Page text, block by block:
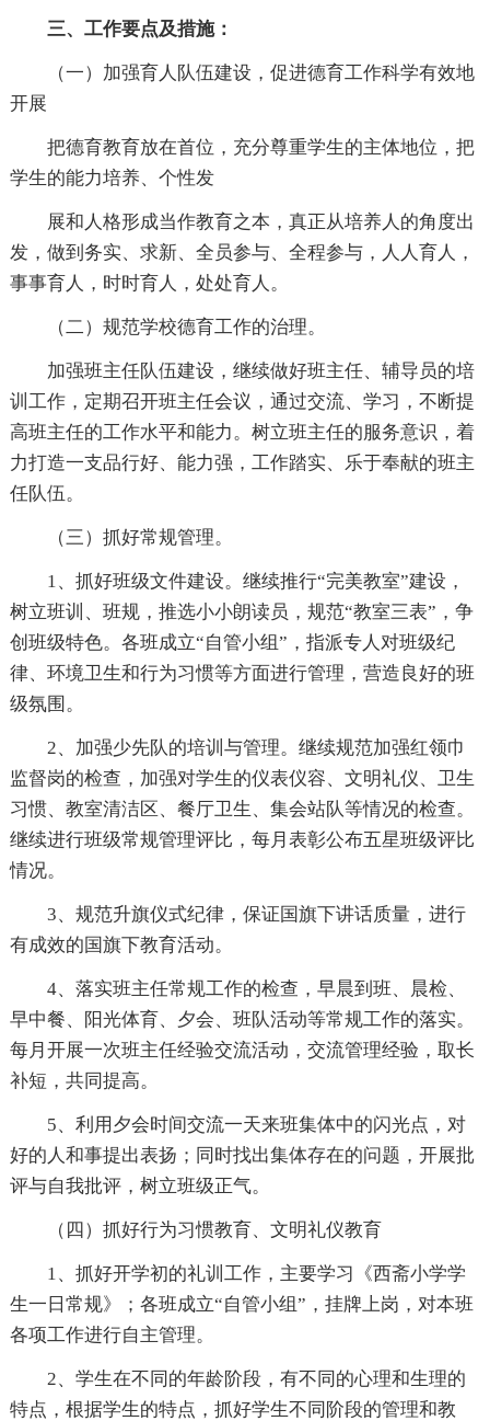
三、工作要点及措施：
（一）加强育人队伍建设，促进德育工作科学有效地
开展
把德育教育放在首位，充分尊重学生的主体地位，把
学生的能力培养、个性发
展和人格形成当作教育之本，真正从培养人的角度出
发，做到务实、求新、全员参与、全程参与，人人育人，
事事育人，时时育人，处处育人。
（二）规范学校德育工作的治理。
加强班主任队伍建设，继续做好班主任、辅导员的培
训工作，定期召开班主任会议，通过交流、学习，不断提
高班主任的工作水平和能力。树立班主任的服务意识，着
力打造一支品行好、能力强，工作踏实、乐于奉献的班主
任队伍。
（三）抓好常规管理。
1、抓好班级文件建设。继续推行“完美教室”建设，
树立班训、班规，推选小小朗读员，规范“教室三表”，争
创班级特色。各班成立“自管小组”，指派专人对班级纪
律、环境卫生和行为习惯等方面进行管理，营造良好的班
级氛围。
2、加强少先队的培训与管理。继续规范加强红领巾
监督岗的检查，加强对学生的仪表仪容、文明礼仪、卫生
习惯、教室清洁区、餐厅卫生、集会站队等情况的检查。
继续进行班级常规管理评比，每月表彰公布五星班级评比
情况。
3、规范升旗仪式纪律，保证国旗下讲话质量，进行
有成效的国旗下教育活动。
4、落实班主任常规工作的检查，早晨到班、晨检、
早中餐、阳光体育、夕会、班队活动等常规工作的落实。
每月开展一次班主任经验交流活动，交流管理经验，取长
补短，共同提高。
5、利用夕会时间交流一天来班集体中的闪光点，对
好的人和事提出表扬；同时找出集体存在的问题，开展批
评与自我批评，树立班级正气。
（四）抓好行为习惯教育、文明礼仪教育
1、抓好开学初的礼训工作，主要学习《西斋小学学
生一日常规》；各班成立“自管小组”，挂牌上岗，对本班
各项工作进行自主管理。
2、学生在不同的年龄阶段，有不同的心理和生理的
特点，根据学生的特点，抓好学生不同阶段的管理和教